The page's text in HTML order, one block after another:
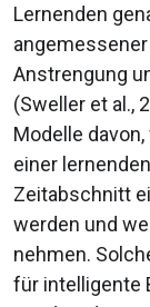
Lernenden
Anstrengung
(Sweller et al.,
Modelle
einer
Zeitabschnitt
werden und
nehmen.
für intelligente